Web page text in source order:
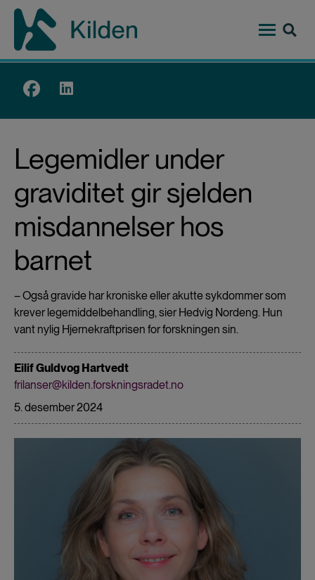
Hopp
hovedinnhold
Top
Legemidler under
graviditet gir sjelden
misdannelser hos
barnet
– Også gravide har kroniske eller akutte sykdommer som
krever legemiddelbehandling, sier Hedvig Nordeng. Hun
vant nylig Hjernekraftprisen for forskningen sin.
Eilif Guldvog Hartvedt
frilanser@kilden.forskningsradet.no
5. desember 2024